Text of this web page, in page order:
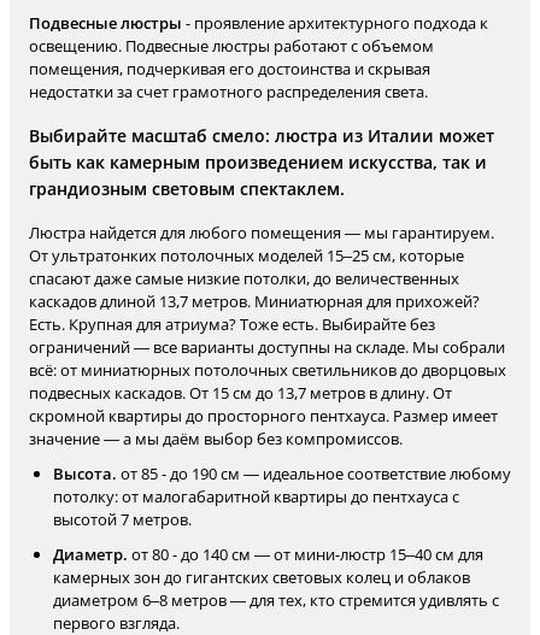
Подвесные люстры - проявление архитектурного подхода к
освещению. Подвесные люстры работают с объемом
помещения, подчеркивая его достоинства и скрывая
недостатки за счет грамотного распределения света.
Выбирайте масштаб смело: люстра из Италии может
быть как камерным произведением искусства, так и
грандиозным световым спектаклем.
Люстра найдется для любого помещения — мы гарантируем.
От ультратонких потолочных моделей 15–25 см, которые
спасают даже самые низкие потолки, до величественных
каскадов длиной 13,7 метров. Миниатюрная для прихожей?
Есть. Крупная для атриума? Тоже есть. Выбирайте без
ограничений — все варианты доступны на складе. Мы собрали
всё: от миниатюрных потолочных светильников до дворцовых
подвесных каскадов. От 15 см до 13,7 метров в длину. От
скромной квартиры до просторного пентхауса. Размер имеет
значение — а мы даём выбор без компромиссов.
Высота. от 85 - до 190 см — идеальное соответствие любому
потолку: от малогабаритной квартиры до пентхауса с
высотой 7 метров.
Диаметр. от 80 - до 140 см — от мини-люстр 15–40 см для
камерных зон до гигантских световых колец и облаков
диаметром 6–8 метров — для тех, кто стремится удивлять с
первого взгляда.